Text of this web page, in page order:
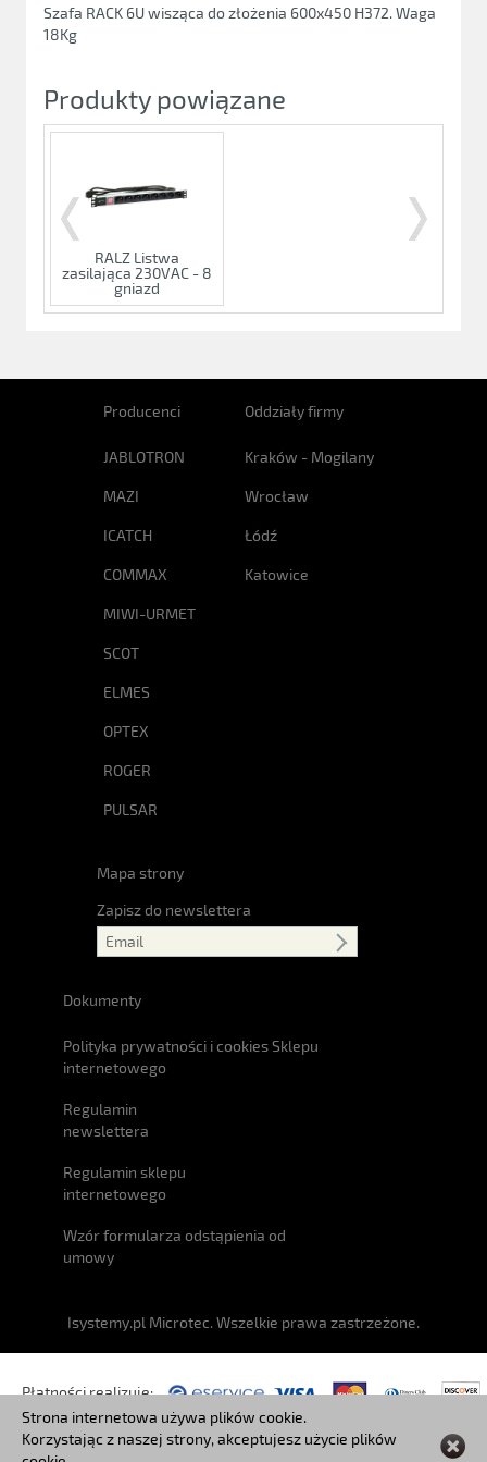
Strona internetowa używa plików cookie.
Korzystając z naszej strony, akceptujesz użycie plików
Szafa RACK 6U wisząca do złożenia 600x450 H372. Waga
18Kg
Produkty powiązane
RALZ Listwa
zasilająca 230VAC - 8
gniazd
Producenci
JABLOTRON
MAZI
ICATCH
COMMAX
MIWI-URMET
SCOT
ELMES
OPTEX
ROGER
PULSAR
Oddziały firmy
Kraków - Mogilany
Wrocław
Łódź
Katowice
Mapa strony
Zapisz do newslettera
Dokumenty
Polityka prywatności i cookies Sklepu
internetowego
Regulamin
newslettera
Regulamin sklepu
internetowego
Wzór formularza odstąpienia od
umowy
Isystemy.pl Microtec. Wszelkie prawa zastrzeżone.
Płatności realizuje:
Przesyłki: